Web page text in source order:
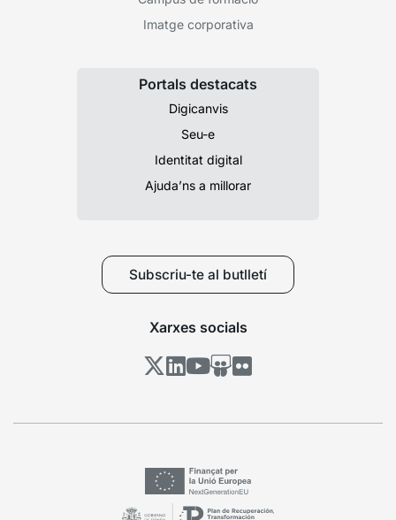
Imatge corporativa
Portals destacats
Digicanvis
Seu-e
Identitat digital
Ajuda’ns a millorar
Subscriu-te al butlletí
Xarxes socials